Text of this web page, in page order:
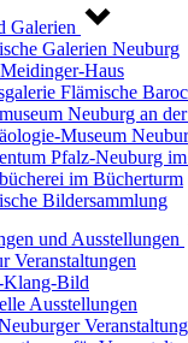
Galerien
Galerien Neuburg
Haus
Flämische
Neuburg an
Museum
Pfalz-Neuburg
im Bücherturm
Bildersammlung
und Ausstellungen
Veranstaltungen
Klang-Bild
Ausstellungen